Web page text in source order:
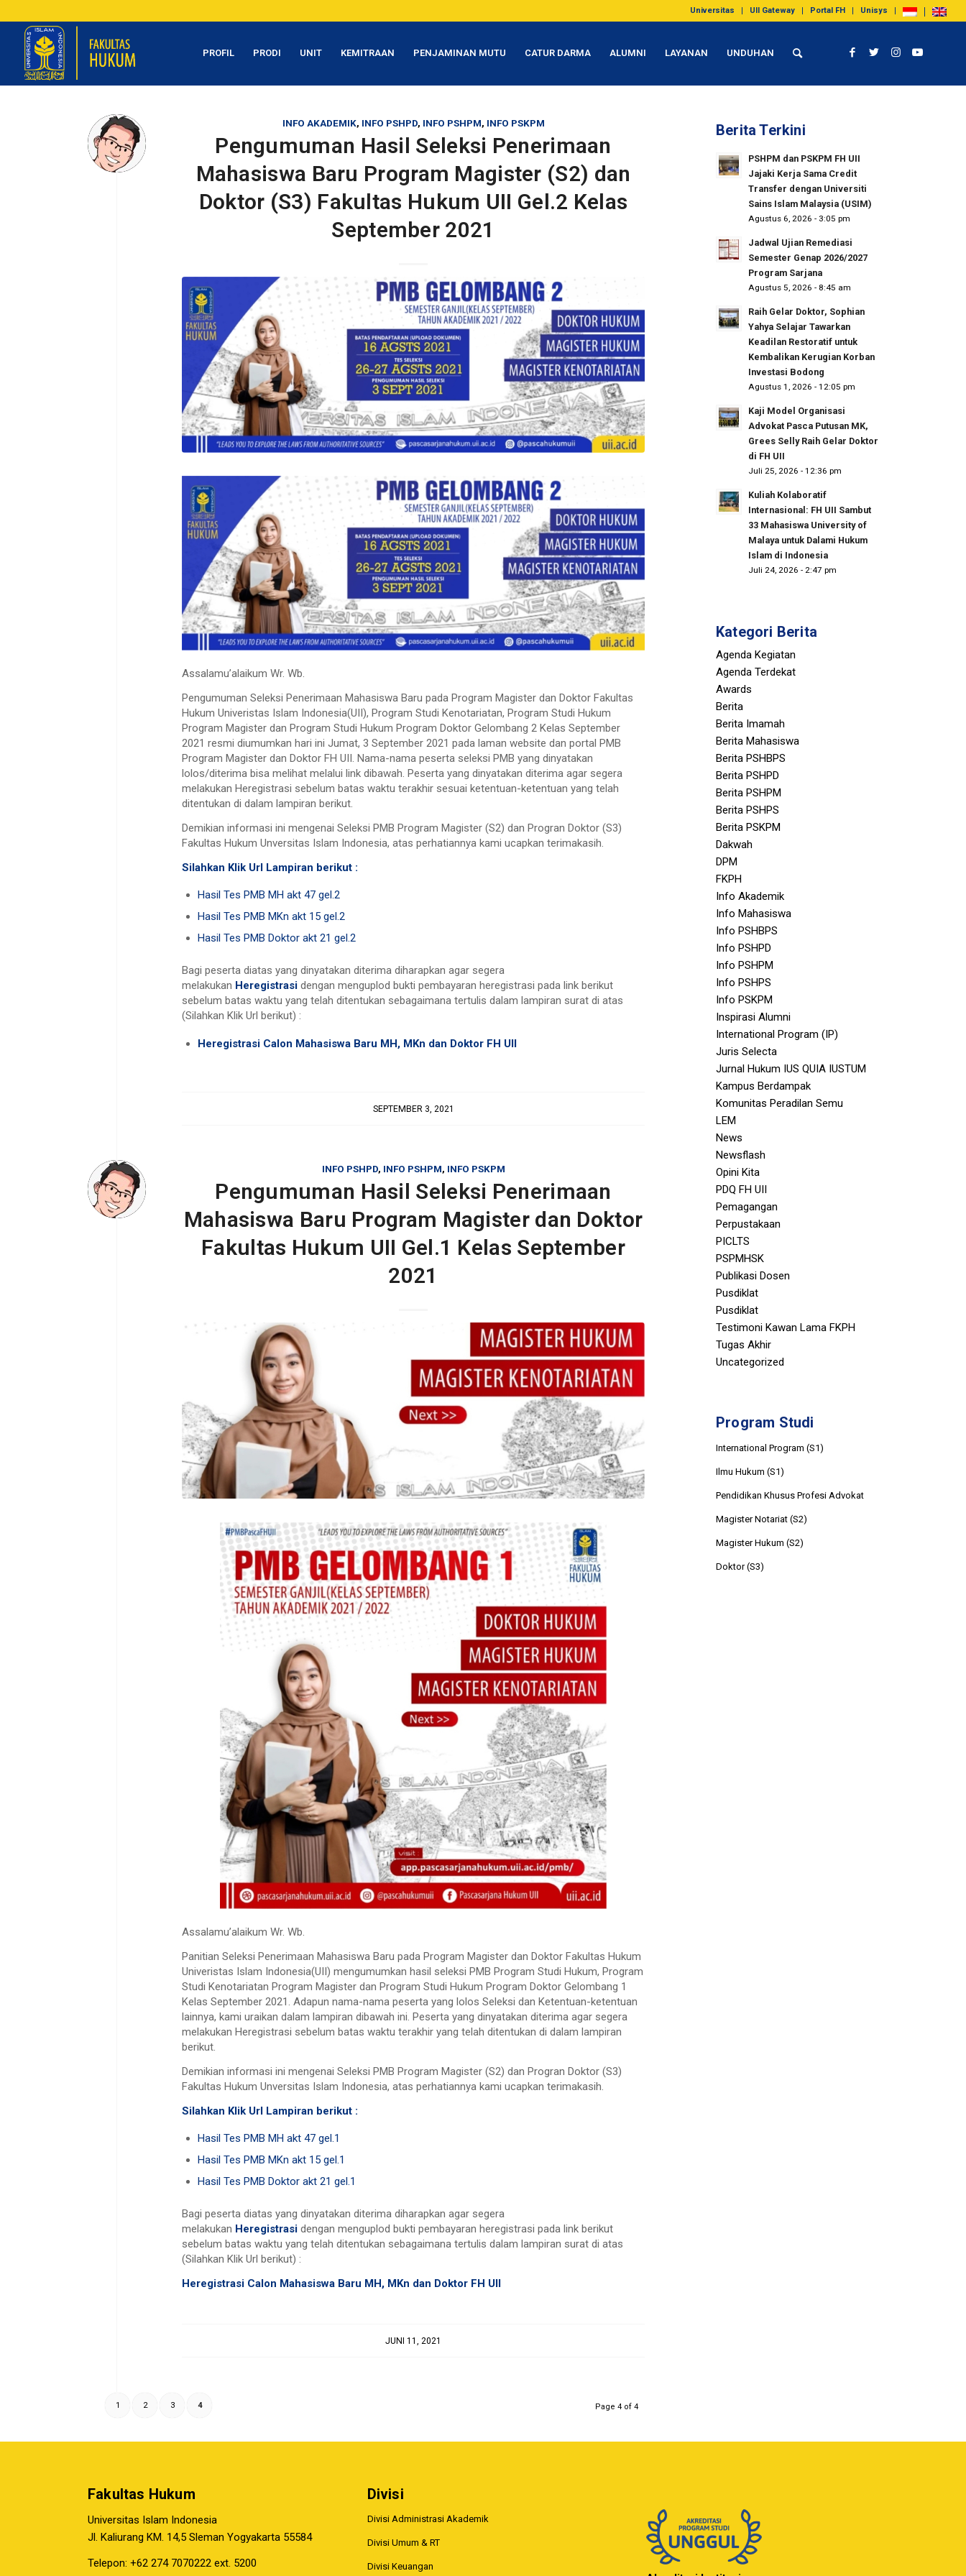
Universitas UII Gateway Portal FH Unisys
PROFIL PRODI UNIT KEMITRAAN PENJAMINAN MUTU CATUR DARMA ALUMNI LAYANAN UNDUHAN
INFO AKADEMIK, INFO PSHPD, INFO PSHPM, INFO PSKPM
Pengumuman Hasil Seleksi Penerimaan
Mahasiswa Baru Program Magister (S2) dan
Doktor (S3) Fakultas Hukum UII Gel.2 Kelas
September 2021
Assalamu’alaikum Wr. Wb.
Pengumuman Seleksi Penerimaan Mahasiswa Baru pada Program Magister dan Doktor Fakultas
Hukum Univeristas Islam Indonesia(UII), Program Studi Kenotariatan, Program Studi Hukum
Program Magister dan Program Studi Hukum Program Doktor Gelombang 2 Kelas September
2021 resmi diumumkan hari ini Jumat, 3 September 2021 pada laman website dan portal PMB
Program Magister dan Doktor FH UII. Nama-nama peserta seleksi PMB yang dinyatakan
lolos/diterima bisa melihat melalui link dibawah. Peserta yang dinyatakan diterima agar segera
melakukan Heregistrasi sebelum batas waktu terakhir sesuai ketentuan-ketentuan yang telah
ditentukan di dalam lampiran berikut.
Demikian informasi ini mengenai Seleksi PMB Program Magister (S2) dan Progran Doktor (S3)
Fakultas Hukum Unversitas Islam Indonesia, atas perhatiannya kami ucapkan terimakasih.
Silahkan Klik Url Lampiran berikut :
Hasil Tes PMB MH akt 47 gel.2
Hasil Tes PMB MKn akt 15 gel.2
Hasil Tes PMB Doktor akt 21 gel.2
Bagi peserta diatas yang dinyatakan diterima diharapkan agar segera
melakukan Heregistrasi dengan menguplod bukti pembayaran heregistrasi pada link berikut
sebelum batas waktu yang telah ditentukan sebagaimana tertulis dalam lampiran surat di atas
(Silahkan Klik Url berikut) :
Heregistrasi Calon Mahasiswa Baru MH, MKn dan Doktor FH UII
SEPTEMBER 3, 2021
INFO PSHPD, INFO PSHPM, INFO PSKPM
Pengumuman Hasil Seleksi Penerimaan
Mahasiswa Baru Program Magister dan Doktor
Fakultas Hukum UII Gel.1 Kelas September
2021
Assalamu’alaikum Wr. Wb.
Panitian Seleksi Penerimaan Mahasiswa Baru pada Program Magister dan Doktor Fakultas Hukum
Univeristas Islam Indonesia(UII) mengumumkan hasil seleksi PMB Program Studi Hukum, Program
Studi Kenotariatan Program Magister dan Program Studi Hukum Program Doktor Gelombang 1
Kelas September 2021. Adapun nama-nama peserta yang lolos Seleksi dan Ketentuan-ketentuan
lainnya, kami uraikan dalam lampiran dibawah ini. Peserta yang dinyatakan diterima agar segera
melakukan Heregistrasi sebelum batas waktu terakhir yang telah ditentukan di dalam lampiran
berikut.
Demikian informasi ini mengenai Seleksi PMB Program Magister (S2) dan Progran Doktor (S3)
Fakultas Hukum Unversitas Islam Indonesia, atas perhatiannya kami ucapkan terimakasih.
Silahkan Klik Url Lampiran berikut :
Hasil Tes PMB MH akt 47 gel.1
Hasil Tes PMB MKn akt 15 gel.1
Hasil Tes PMB Doktor akt 21 gel.1
Bagi peserta diatas yang dinyatakan diterima diharapkan agar segera
melakukan Heregistrasi dengan menguplod bukti pembayaran heregistrasi pada link berikut
sebelum batas waktu yang telah ditentukan sebagaimana tertulis dalam lampiran surat di atas
(Silahkan Klik Url berikut) :
Heregistrasi Calon Mahasiswa Baru MH, MKn dan Doktor FH UII
JUNI 11, 2021
Page 4 of 4
1 2 3 4
Berita Terkini
PSHPM dan PSKPM FH UII
Jajaki Kerja Sama Credit
Transfer dengan Universiti
Sains Islam Malaysia (USIM)
Agustus 6, 2026 - 3:05 pm
Jadwal Ujian Remediasi
Semester Genap 2026/2027
Program Sarjana
Agustus 5, 2026 - 8:45 am
Raih Gelar Doktor, Sophian
Yahya Selajar Tawarkan
Keadilan Restoratif untuk
Kembalikan Kerugian Korban
Investasi Bodong
Agustus 1, 2026 - 12:05 pm
Kaji Model Organisasi
Advokat Pasca Putusan MK,
Grees Selly Raih Gelar Doktor
di FH UII
Juli 25, 2026 - 12:36 pm
Kuliah Kolaboratif
Internasional: FH UII Sambut
33 Mahasiswa University of
Malaya untuk Dalami Hukum
Islam di Indonesia
Juli 24, 2026 - 2:47 pm
Kategori Berita
Agenda Kegiatan
Agenda Terdekat
Awards
Berita
Berita Imamah
Berita Mahasiswa
Berita PSHBPS
Berita PSHPD
Berita PSHPM
Berita PSHPS
Berita PSKPM
Dakwah
DPM
FKPH
Info Akademik
Info Mahasiswa
Info PSHBPS
Info PSHPD
Info PSHPM
Info PSHPS
Info PSKPM
Inspirasi Alumni
International Program (IP)
Juris Selecta
Jurnal Hukum IUS QUIA IUSTUM
Kampus Berdampak
Komunitas Peradilan Semu
LEM
News
Newsflash
Opini Kita
PDQ FH UII
Pemagangan
Perpustakaan
PICLTS
PSPMHSK
Publikasi Dosen
Pusdiklat
Pusdiklat
Testimoni Kawan Lama FKPH
Tugas Akhir
Uncategorized
Program Studi
International Program (S1)
Ilmu Hukum (S1)
Pendidikan Khusus Profesi Advokat
Magister Notariat (S2)
Magister Hukum (S2)
Doktor (S3)
Fakultas Hukum
Universitas Islam Indonesia
Jl. Kaliurang KM. 14,5 Sleman Yogyakarta 55584
Telepon: +62 274 7070222 ext. 5200
Divisi
Divisi Administrasi Akademik
Divisi Umum & RT
Divisi Keuangan